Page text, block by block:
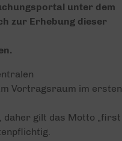
unter dem
zur Erhebung dieser
Vortragsraum im ersten
gilt das Motto „first